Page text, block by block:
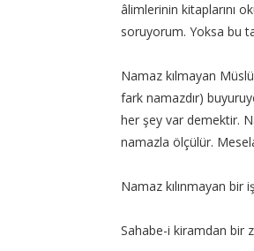
âlimlerinin kitaplarını
soruyorum. Yoksa bu
Namaz kılmayan
fark namazdır)
her şey var demektir.
namazla ölçülür.
Namaz kılınmayan bir
Sahabe-i kiramdan bir